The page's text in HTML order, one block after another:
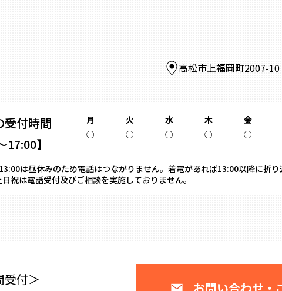
高松市上福岡町2007-
受付時間
17:00】
月 火 水 木
金
○
○ ○ ○ ○
は昼休みのため電話はつながりません。着電があれば13:00以降に折
祝は電話受付及びご相談を実施しておりません。
受付＞
お問い合わせ・